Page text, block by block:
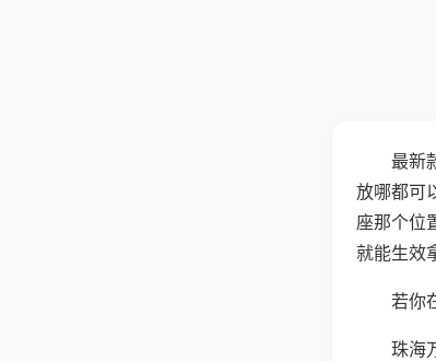
最新
放哪都可
座那个位
就能生效
若你
珠海